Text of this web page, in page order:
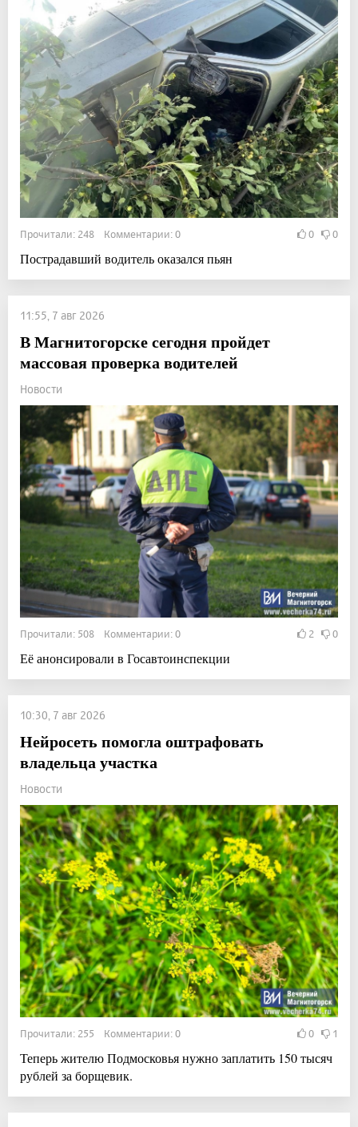
Прочитали: 248 Комментарии: 0 0 0
Пострадавший водитель оказался пьян
11:55, 7 авг 2026
В Магнитогорске сегодня пройдет
массовая проверка водителей
Новости
Прочитали: 508 Комментарии: 0 2 0
Её анонсировали в Госавтоинспекции
10:30, 7 авг 2026
Нейросеть помогла оштрафовать
владельца участка
Новости
Прочитали: 255 Комментарии: 0 0 1
Теперь жителю Подмосковья нужно заплатить 150 тысяч
рублей за борщевик.